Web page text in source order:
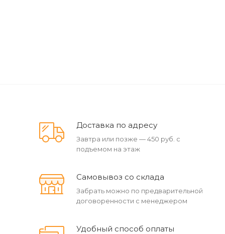
Доставка по адресу
Завтра или позже — 450 руб. с
подъемом на этаж
Самовывоз со склада
Забрать можно по предварительной
договоренности с менеджером
Удобный способ оплаты